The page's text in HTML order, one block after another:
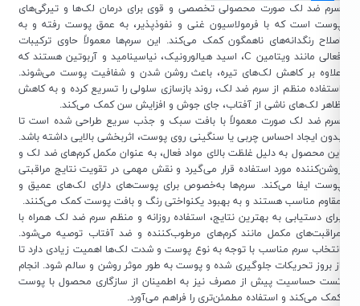
ضد لک صورت محصولی تخصصی و قوی برای درمان لک‌ها و تیرگی‌های
است که با فرمولاسیون غنی و نفوذپذیر، به عمق پوست رفته و به
رنگدانه‌های ناهمگون کمک می‌کند. این سرم‌ها معمولاً حاوی ترکیبات
فعالی مانند ویتامین C، اسید هیالورونیک، نیاسینامید و آربوتین هستند که
بر کاهش لک‌های تیره، باعث روشن شدن و شفافیت پوست می‌شوند.
منظم از سرم ضد لک، روند بازسازی سلولی را تسریع کرده و به کاهش
لک‌های ناشی از آفتاب، جای جوش و افزایش سن کمک می‌کند.
ضد لک صورت معمولاً با بافت سبک و جذب سریع طراحی شده است تا
ایجاد احساس چربی یا سنگینی روی پوست، اثربخشی بالایی داشته باشد.
محصول به دلیل غلظت بالای مواد فعال، به عنوان مکمل کرم‌های ضد لک و
مورد استفاده قرار می‌گیرد و نقش مهمی در تقویت نتایج مراقبتی
ایفا می‌کند. سرم‌ها به‌خصوص برای پوست‌های دارای لک‌های عمیق و
مناسب هستند و به بهبود یکنواختی رنگ و بافت پوست کمک می‌کنند.
دستیابی به بهترین نتایج، استفاده روزانه و منظم سرم ضد لک همراه با
مکمل مانند کرم‌های مرطوب‌کننده و ضد آفتاب توصیه می‌شود.
سرم مناسب با توجه به نوع پوست و شدت لک‌ها اهمیت زیادی دارد تا
بروز تحریکات جلوگیری شده و پوست به طور موثر روشن و سالم شود. انجام
حساسیت پیش از مصرف نیز به اطمینان از سازگاری محصول با پوست
می‌کند و استفاده مطمئن‌تری را فراهم می‌آورد.